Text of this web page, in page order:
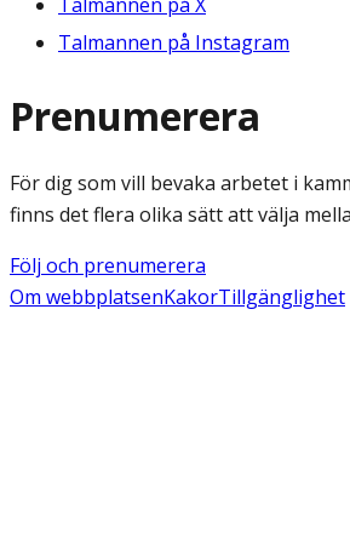
Talmannen på Instagram
Prenumerera
För dig som vill bevaka arbetet i
finns det flera olika sätt att välja
Följ och prenumerera
Om webbplatsenKakorTillgänglighet